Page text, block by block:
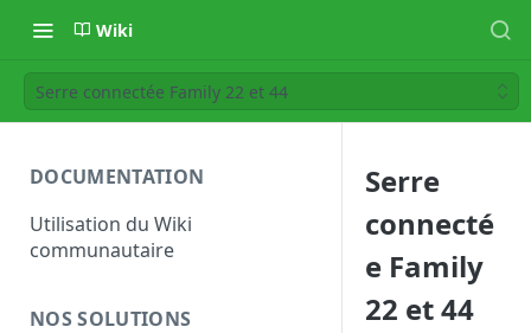
Wiki
Serre connectée Family 22 et 44
DOCUMENTATION
Utilisation du Wiki
communautaire
NOS SOLUTIONS
Serre
connecté
e Family
22 et 44